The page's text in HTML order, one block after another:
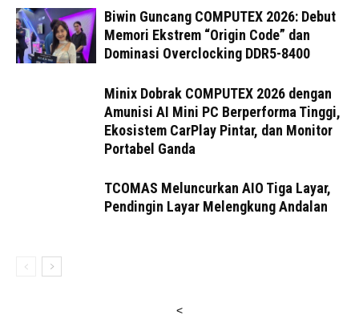
Biwin Guncang COMPUTEX 2026: Debut
Memori Ekstrem “Origin Code” dan
Dominasi Overclocking DDR5-8400
Minix Dobrak COMPUTEX 2026 dengan
Amunisi AI Mini PC Berperforma Tinggi,
Ekosistem CarPlay Pintar, dan Monitor
Portabel Ganda
TCOMAS Meluncurkan AIO Tiga Layar,
Pendingin Layar Melengkung Andalan
<